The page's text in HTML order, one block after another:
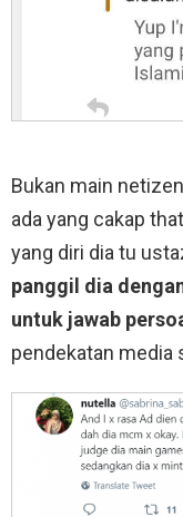
Bukan main
ada yang cakap
yang diri dia tu
panggil dia
untuk jawab
pendekatan media